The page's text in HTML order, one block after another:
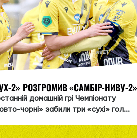
2» РОЗГРОМИВ «САМБІР-НИВУ-2»
домашній грі Чемпіонату
чорні» забили три «сухі» гол...